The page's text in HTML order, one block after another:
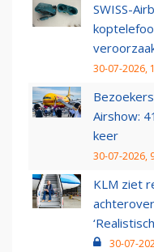
SWISS-
30-07-2026,
Airshow:
keer
30-07-2026,
KLM ziet
30-07-